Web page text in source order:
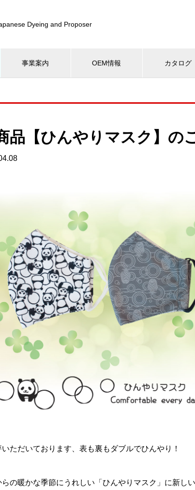
Dyeing and Proposer
事業案内 OEM情報 カタログ
品【ひんやりマスク】の
いただいております、表も裏もダブルでひんやり！
らの暖かな季節にうれしい「ひんやりマスク」に新し